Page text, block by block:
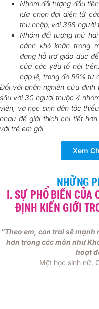
Nhóm đối tượng đầu
lựa chọn đại diện từ
thu nhập, với 398 người
Nhóm đối tượng thứ
cảnh khó khăn trong
đang hỗ trợ giáo dục
của các yếu tố nói
hợp lệ, trong đó 59% từ
Đối với phần nghiên cứu định
sâu với 30 người thuộc 4
viên, và học sinh dân tộc
nhau để giải thích chi tiết
với trẻ em gái.
Xem
NHỮNG
I. SỰ PHỔ BIẾN CỦA
ĐỊNH KIẾN GIỚI
“Theo em, con trai sẽ
hơn trong các môn như
hoạt
Một học sinh nữ,